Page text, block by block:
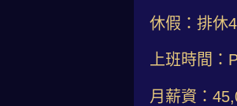
休假：排休
上班時間
月薪資：